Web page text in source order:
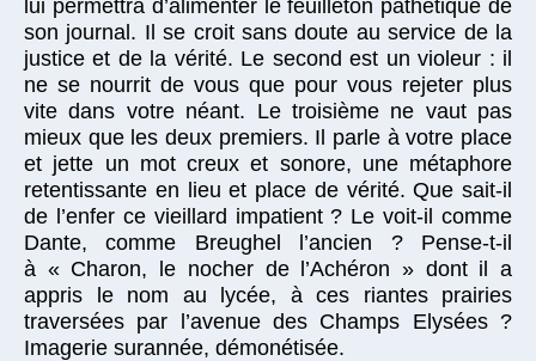
lui permettra d’alimenter le feuilleton pathétique de
son journal. Il se croit sans doute au service de la
justice et de la vérité. Le second est un violeur : il
ne se nourrit de vous que pour vous rejeter plus
vite dans votre néant. Le troisième ne vaut pas
mieux que les deux premiers. Il parle à votre place
et jette un mot creux et sonore, une métaphore
retentissante en lieu et place de vérité. Que sait-il
de l’enfer ce vieillard impatient ? Le voit-il comme
Dante, comme Breughel l’ancien ? Pense-t-il
à « Charon, le nocher de l’Achéron » dont il a
appris le nom au lycée, à ces riantes prairies
traversées par l’avenue des Champs Elysées ?
Imagerie surannée, démonétisée.